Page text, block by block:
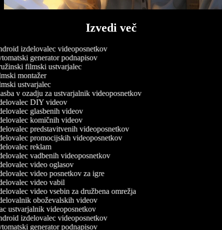
Izvedi več
izdelovalec videoposnetkov
generator podnapisov
filmski ustvarjalec
montažer
ustvarjalec
v ozadju za ustvarjalnik videoposnetkov
DIY videov
glasbenih videov
komičnih videov
predstavitvenih videoposnetkov
promocijskih videoposnetkov
reklam
vadbenih videoposnetkov
video oglasov
video posnetkov za igre
video vabil
video vsebin za družbena omrežja
oboževalskih videov
ustvarjalnik videoposnetkov
izdelovalec videoposnetkov
generator podnapisov